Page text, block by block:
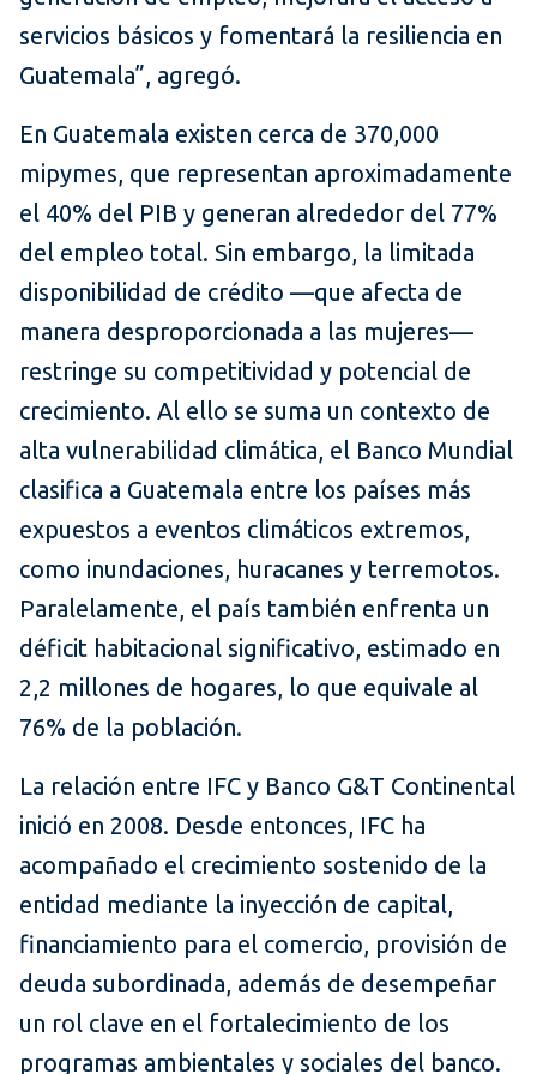
servicios básicos y fomentará la resiliencia en
Guatemala”, agregó.
En Guatemala existen cerca de 370,000
mipymes, que representan aproximadamente
el 40% del PIB y generan alrededor del 77%
del empleo total. Sin embargo, la limitada
disponibilidad de crédito —que afecta de
manera desproporcionada a las mujeres—
restringe su competitividad y potencial de
crecimiento. Al ello se suma un contexto de
alta vulnerabilidad climática, el Banco Mundial
clasifica a Guatemala entre los países más
expuestos a eventos climáticos extremos,
como inundaciones, huracanes y terremotos.
Paralelamente, el país también enfrenta un
déficit habitacional significativo, estimado en
2,2 millones de hogares, lo que equivale al
76% de la población.
La relación entre IFC y Banco G&T Continental
inició en 2008. Desde entonces, IFC ha
acompañado el crecimiento sostenido de la
entidad mediante la inyección de capital,
financiamiento para el comercio, provisión de
deuda subordinada, además de desempeñar
un rol clave en el fortalecimiento de los
programas ambientales y sociales del banco.